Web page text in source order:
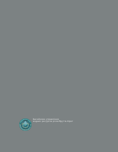
Басейнове управління
водних ресурсів річок Прут та Сірет